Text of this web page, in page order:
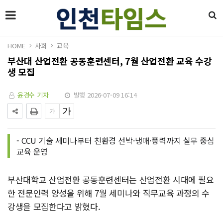
HOME 사회 교육
부산대 산업전환 공동훈련센터, 7월 산업전환 교육 수강
생 모집
윤경수 기자 발행 2026-07-09 16:14
- CCU 기술 세미나부터 친환경 선박·냉매·풍력까지 실무 중심
교육 운영
부산대학교 산업전환 공동훈련센터는 산업전환 시대에 필요
한 전문인력 양성을 위해 7월 세미나와 직무교육 과정의 수
강생을 모집한다고 밝혔다.